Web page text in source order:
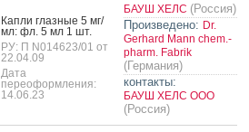
Кап­ли глаз­ные 5 мг/
мл: фл. 5 мл 1 шт.
РУ: П N014623/01 от
22.04.09
Дата
переоформления:
14.06.23
БАУШ ХЕЛС (Россия)
Произведено: Dr.
Gerhard Mann chem.-
pharm. Fabrik
(Германия)
контакты:
БАУШ ХЕЛС ООО
(Россия)